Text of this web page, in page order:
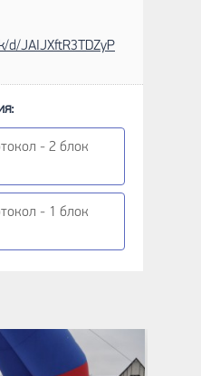
d/JAIJXftR3TDZyP
- 2 блок
- 1 блок